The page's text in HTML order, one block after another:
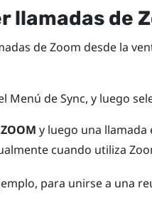
llamadas de
deZoom desde la
Menú de Sync, y luego
ZOOM y luego una
cuando utiliza
para unirse a una